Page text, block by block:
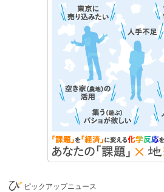
ピックアップニュース